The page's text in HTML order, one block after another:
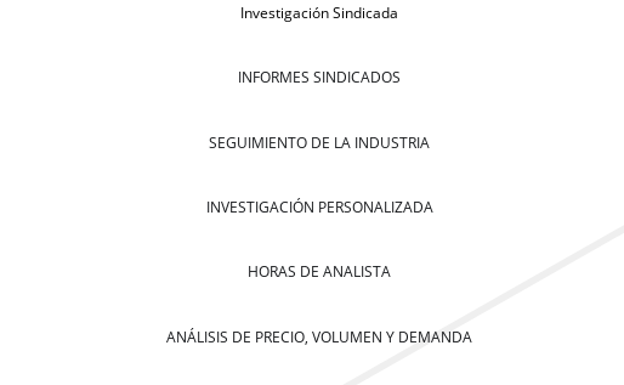
Investigación Sindicada
INFORMES SINDICADOS
SEGUIMIENTO DE LA INDUSTRIA
INVESTIGACIÓN PERSONALIZADA
HORAS DE ANALISTA
ANÁLISIS DE PRECIO, VOLUMEN Y DEMANDA